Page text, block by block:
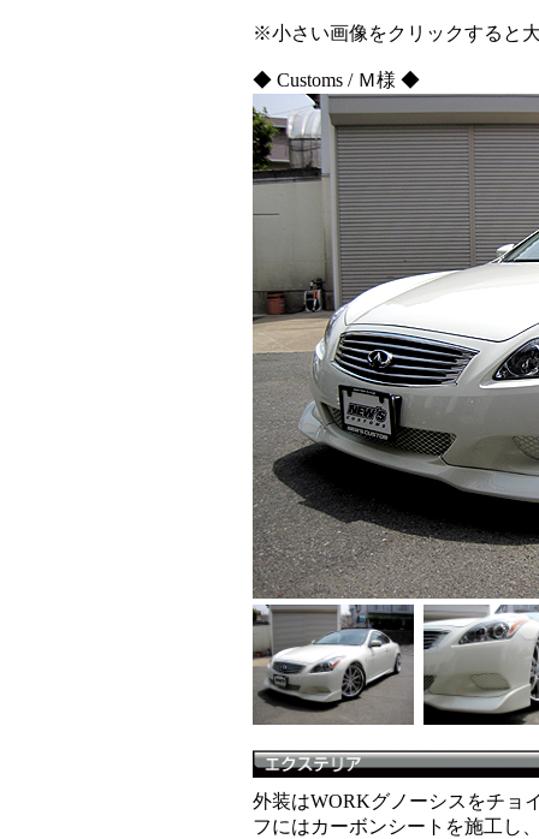
※小さい画像をクリックすると
◆ Customs / Ｍ様 ◆
外装はWORKグノーシスをチョ
フにはカーボンシートを施工し